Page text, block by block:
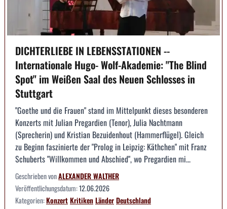
DICHTERLIEBE IN LEBENSSTATIONEN --
Internationale Hugo- Wolf-Akademie: "The Blind
Spot" im Weißen Saal des Neuen Schlosses in
Stuttgart
"Goethe und die Frauen" stand im Mittelpunkt dieses besonderen
Konzerts mit Julian Pregardien (Tenor), Julia Nachtmann
(Sprecherin) und Kristian Bezuidenhout (Hammerflügel). Gleich
zu Beginn faszinierte der "Prolog in Leipzig: Käthchen" mit Franz
Schuberts "Willkommen und Abschied", wo Pregardien mi...
Geschrieben vonALEXANDER WALTHER
Veröffentlichungsdatum:12.06.2026
Kategorien:KonzertKritikenLänderDeutschland